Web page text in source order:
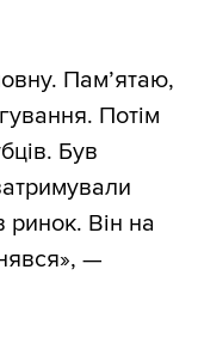
Пам’ятаю,
Потім
Був
ринок. Він на
—